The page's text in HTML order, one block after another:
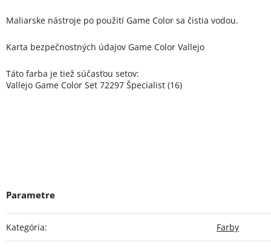
Maliarske nástroje po použití Game Color sa čistia vodou.
Karta bezpečnostných údajov Game Color Vallejo
Táto farba je tiež súčasťou setov:
Vallejo Game Color Set 72297 Špecialist (16)
Kategória: Farby